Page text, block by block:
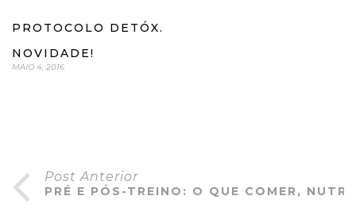
PROTOCOLO DETÓX.
NOVIDADE!
MAIO 4, 2016
Post Anterior
PRÉ E PÓS-TREINO: O QUE COMER,